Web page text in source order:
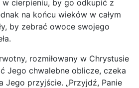
cierpieniu, by go odkupić z
na końcu wieków w całym
by zebrać owoce swojego
rozmiłowany w Chrystusie
Jego chwalebne oblicze, czeka
Jego przyjście. „Przyjdź, Panie